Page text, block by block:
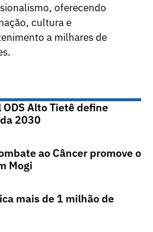
oferecendo
cultura e
a milhares de
Alto Tietê define
2030
ao Câncer promove o
Mogi
mais de 1 milhão de